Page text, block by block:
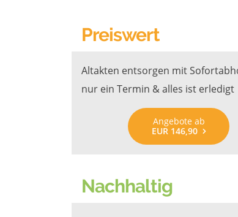
Preiswert
Altakten entsorgen mit
nur ein Termin & alles ist erledigt
Angebote ab
EUR 146,90
Nachhaltig